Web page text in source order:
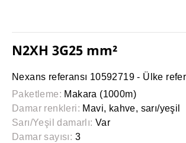
N2XH 3G25 mm²
Nexans referansı 10592719 - Ülke
Paketleme: Makara (1000m)
Damar renkleri: Mavi, kahve, sarı/yeşil
Sarı/Yeşil damarlı: Var
Damar sayısı: 3